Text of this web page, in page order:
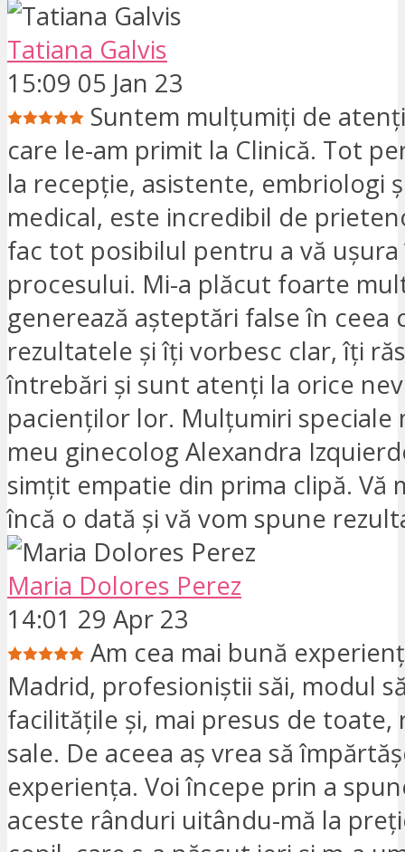
Tatiana Galvis
15:09 05 Jan 23
Suntem mulțumiți de
care le-am primit la Clinică. Tot
la recepție, asistente, embriologi
medical, este incredibil de
fac tot posibilul pentru a vă
procesului. Mi-a plăcut foarte
generează așteptări false în ceea
rezultatele și îți vorbesc clar, îți
întrebări și sunt atenți la orice
pacienților lor. Mulțumiri speciale
meu ginecolog Alexandra
simțit empatie din prima clipă. Vă
încă o dată și vă vom spune
Maria Dolores Perez
14:01 29 Apr 23
Am cea mai bună
Madrid, profesioniștii săi, modul
facilitățile și, mai presus de toate,
sale. De aceea aș vrea să
experiența. Voi începe prin a
aceste rânduri uitându-mă la